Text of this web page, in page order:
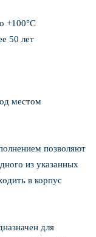
лет
местом
позволяют
из указанных
в корпус
для